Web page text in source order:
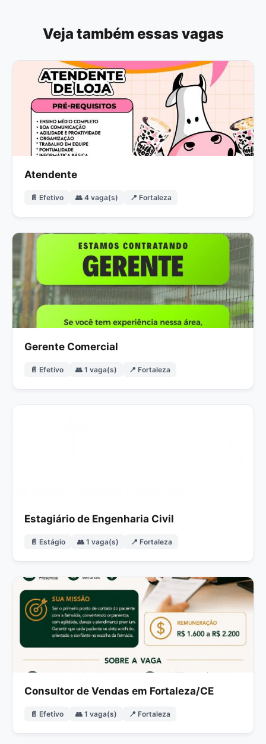
Veja também essas vagas
Atendente
📄 Efetivo 👥 4 vaga(s) 📍 Fortaleza
Gerente Comercial
📄 Efetivo 👥 1 vaga(s) 📍 Fortaleza
Estagiário de Engenharia Civil
📄 Estágio 👥 1 vaga(s) 📍 Fortaleza
Consultor de Vendas em Fortaleza/CE
📄 Efetivo 👥 1 vaga(s) 📍 Fortaleza